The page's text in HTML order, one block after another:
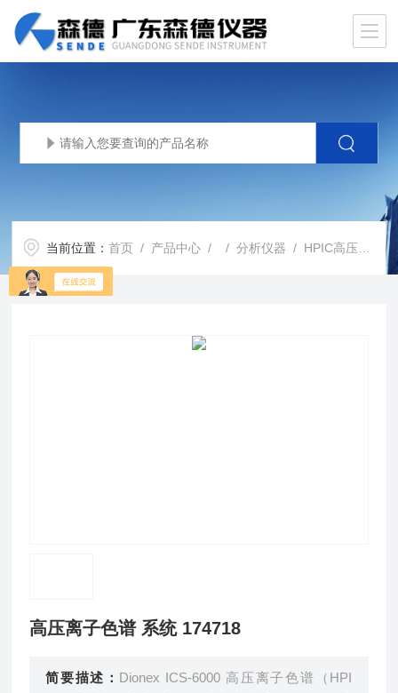
当前位置：首页 / 产品中心 / /分析仪器 / HPIC高压离子色谱 系统 174718
高压离子色谱 系统 174718
简要描述： Dionex ICS-6000 高压离子色谱（HPI